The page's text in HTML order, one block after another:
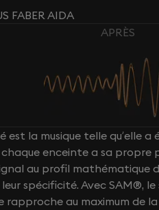
FABER AIDA
APRÈS
est la musique telle qu’elle a
enceinte a sa propre
au profil mathématique
spécificité. Avec SAM®,
rapproche au maximum de la